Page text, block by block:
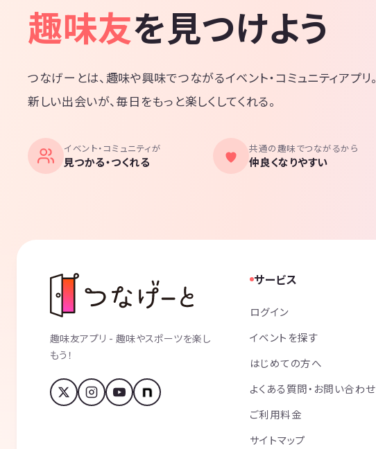
趣味友を見つけよう
つなげーとは、趣味や興味でつながるイベント・コミュニティアプリ。
新しい出会いが、毎日をもっと楽しくしてくれる。
イベント・コミュニティが
見つかる・つくれる
共通の趣味でつながるから
仲良くなりやすい
趣味友アプリ - 趣味やスポーツを楽し
もう！
サービス
ログイン
イベントを探す
はじめての方へ
よくある質問・お問い合わせ
ご利用料金
サイトマップ